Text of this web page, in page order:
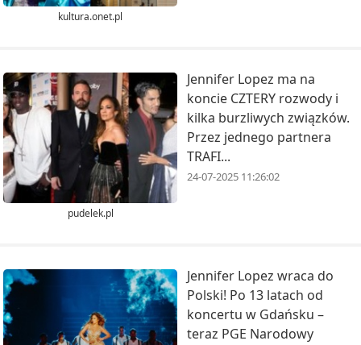
kultura.onet.pl
pudelek.pl
Jennifer Lopez ma na
koncie CZTERY rozwody i
kilka burzliwych związków.
Przez jednego partnera
TRAFI...
24-07-2025 11:26:02
Jennifer Lopez wraca do
Polski! Po 13 latach od
koncertu w Gdańsku –
teraz PGE Narodowy